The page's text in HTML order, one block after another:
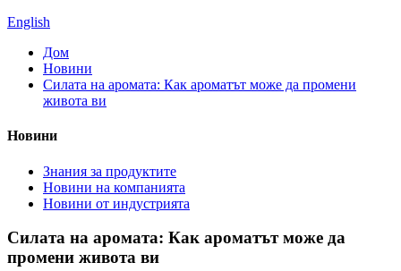
English
Дом
Новини
Силата на аромата: Как ароматът може да промени
живота ви
Новини
Знания за продуктите
Новини на компанията
Новини от индустрията
Силата на аромата: Как ароматът може да
промени живота ви